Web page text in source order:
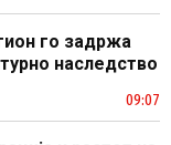
го задржа
наследство
09:07